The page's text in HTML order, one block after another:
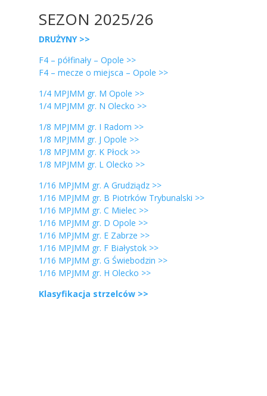
SEZON 2025/26
DRUŻYNY >>
F4 – półfinały – Opole >>
F4 – mecze o miejsca – Opole >>
1/4 MPJMM gr. M Opole >>
1/4 MPJMM gr. N Olecko >>
1/8 MPJMM gr. I Radom >>
1/8 MPJMM gr. J Opole >>
1/8 MPJMM gr. K Płock >>
1/8 MPJMM gr. L Olecko >>
1/16 MPJMM gr. A Grudziądz >>
1/16 MPJMM gr. B Piotrków Trybunalski >>
1/16 MPJMM gr. C Mielec >>
1/16 MPJMM gr. D Opole >>
1/16 MPJMM gr. E Zabrze >>
1/16 MPJMM gr. F Białystok >>
1/16 MPJMM gr. G Świebodzin >>
1/16 MPJMM gr. H Olecko >>
Klasyfikacja strzelców >>